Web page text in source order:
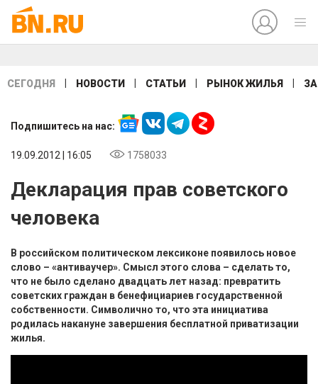
СЕГОДНЯ НОВОСТИ СТАТЬИ РЫНОК ЖИЛЬЯ
Подпишитесь на нас:
19.09.2012 | 16:05 1758033
Декларация прав советского
человека
В российском политическом лексиконе появилось новое
слово – «антиваучер». Смысл этого слова – сделать то,
что не было сделано двадцать лет назад: превратить
советских граждан в бенефициариев государственной
собственности. Символично то, что эта инициатива
родилась накануне завершения бесплатной приватизации
жилья.